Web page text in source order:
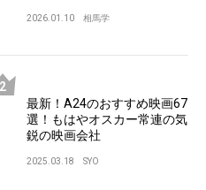
2026.01.10 相馬学
最新！A24のおすすめ映画67
選！もはやオスカー常連の気
鋭の映画会社
2025.03.18 SYO